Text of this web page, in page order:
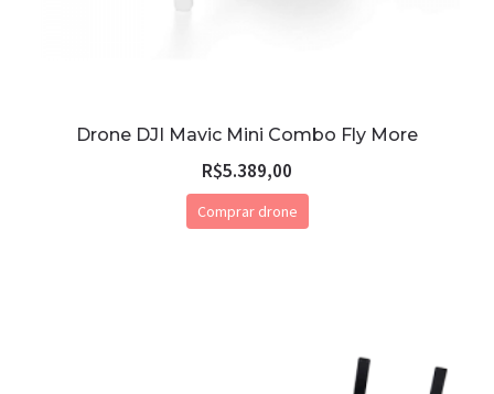
Drone DJI Mavic Mini Combo Fly More
R$5.389,00
Comprar drone